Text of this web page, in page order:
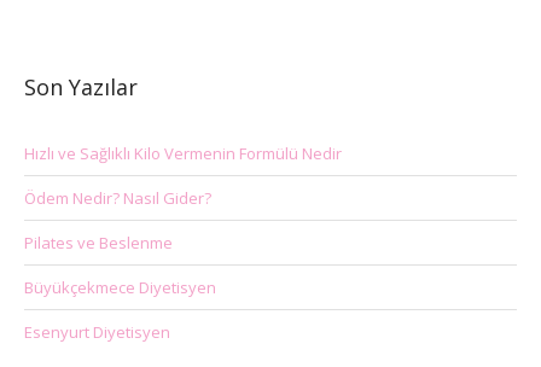
Son Yazılar
Hızlı ve Sağlıklı Kilo Vermenin Formülü Nedir
Ödem Nedir? Nasıl Gider?
Pilates ve Beslenme
Büyükçekmece Diyetisyen
Esenyurt Diyetisyen